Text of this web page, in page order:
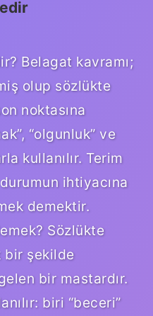
Belagat kavramı;
olup sözlükte
noktasına
“olgunluk” ve
kullanılır. Terim
ihtiyacına
demektir.
Sözlükte
bir şekilde
bir mastardır.
biri “beceri”